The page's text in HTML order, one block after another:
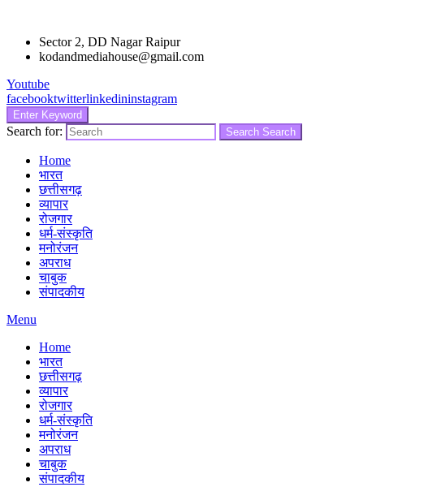
Sector 2, DD Nagar Raipur
kodandmediahouse@gmail.com
Youtube
facebooktwitterlinkedininstagram
Enter Keyword
Search for: Search Search
Home
भारत
छत्तीसगढ़
व्यापार
रोजगार
धर्म-संस्कृति
मनोरंजन
अपराध
चाबुक
संपादकीय
Menu
Home
भारत
छत्तीसगढ़
व्यापार
रोजगार
धर्म-संस्कृति
मनोरंजन
अपराध
चाबुक
संपादकीय